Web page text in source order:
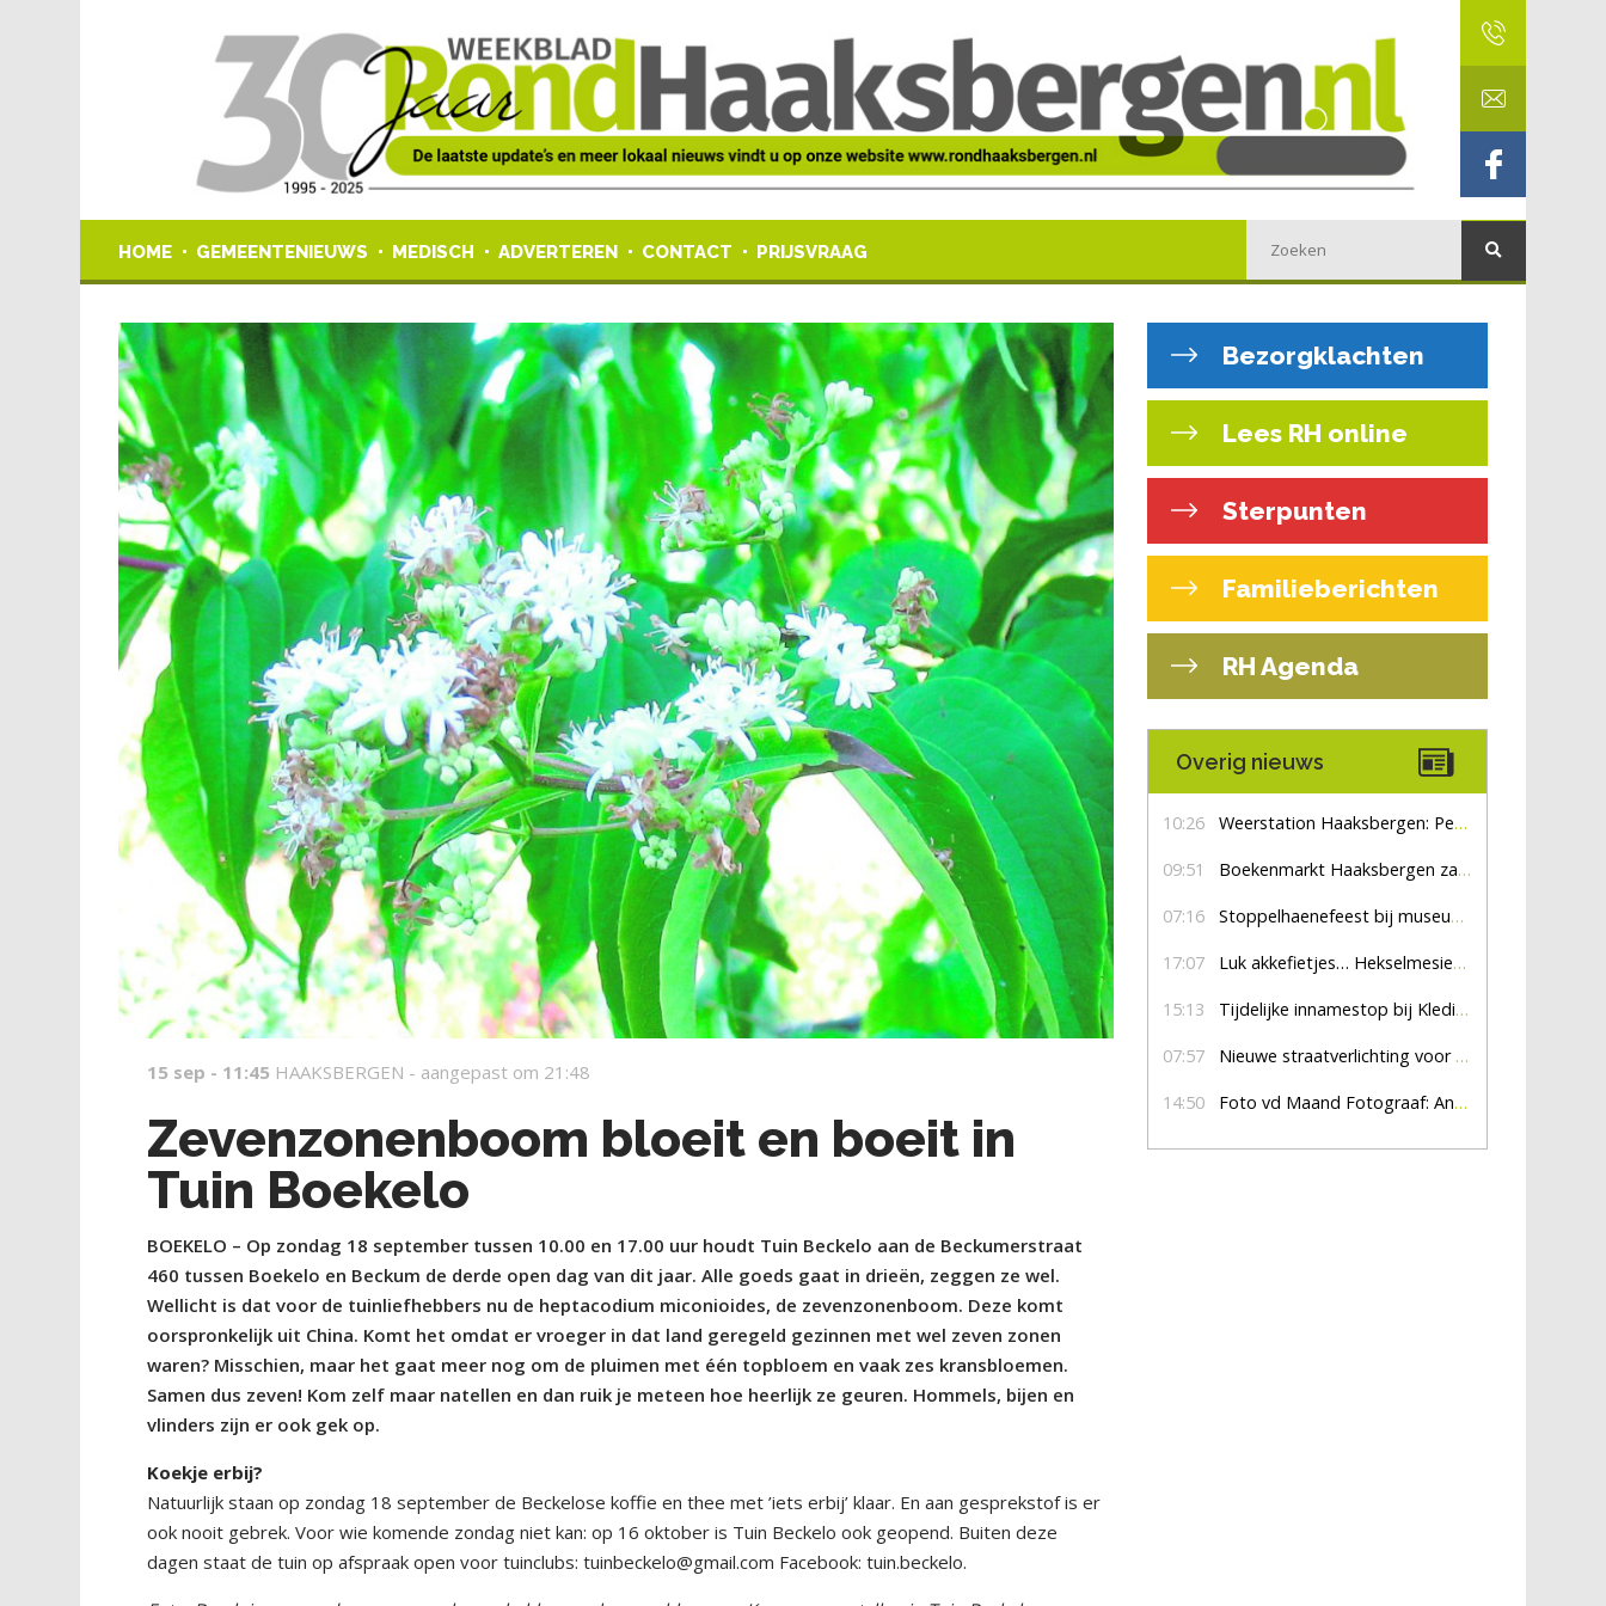
HOME GEMEENTENIEUWS MEDISCH ADVERTEREN CONTACT PRIJSVRAAG
15 sep - 11:45 HAAKSBERGEN - aangepast om 21:48
Zevenzonenboom bloeit en boeit in
Tuin Boekelo
BOEKELO – Op zondag 18 september tussen 10.00 en 17.00 uur houdt Tuin Beckelo aan de Beckumerstraat
460 tussen Boekelo en Beckum de derde open dag van dit jaar. Alle goeds gaat in drieën, zeggen ze wel.
Wellicht is dat voor de tuinliefhebbers nu de heptacodium miconioides, de zevenzonenboom. Deze komt
oorspronkelijk uit China. Komt het omdat er vroeger in dat land geregeld gezinnen met wel zeven zonen
waren? Misschien, maar het gaat meer nog om de pluimen met één topbloem en vaak zes kransbloemen.
Samen dus zeven! Kom zelf maar natellen en dan ruik je meteen hoe heerlijk ze geuren. Hommels, bijen en
vlinders zijn er ook gek op.
Koekje erbij?
Natuurlijk staan op zondag 18 september de Beckelose koffie en thee met ’iets erbij’ klaar. En aan gesprekstof is er
ook nooit gebrek. Voor wie komende zondag niet kan: op 16 oktober is Tuin Beckelo ook geopend. Buiten deze
dagen staat de tuin op afspraak open voor tuinclubs: tuinbeckelo@gmail.com Facebook: tuin.beckelo.
Bezorgklachten
Lees RH online
Sterpunten
Familieberichten
RH Agenda
Overig nieuws
10:26 Weerstation Haaksbergen: Perioden met zon en droog
09:51 Boekenmarkt Haaksbergen zaterdag 8 augustus, marktplein Haaksbergen
07:16 Stoppelhaenefeest bij museum De Lebbenbrugge
17:07 Luk akkefietjes… HekselmesienHarry
15:13 Tijdelijke innamestop bij Kledingbank Stefania
07:57 Nieuwe straatverlichting voor De Veldmaat en De Pas
14:50 Foto vd Maand Fotograaf: Anna Jalving